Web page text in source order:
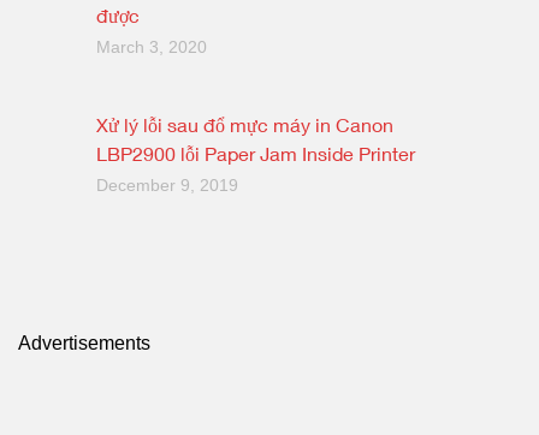
được
March 3, 2020
Xử lý lỗi sau đổ mực máy in Canon
LBP2900 lỗi Paper Jam Inside Printer
December 9, 2019
Advertisements